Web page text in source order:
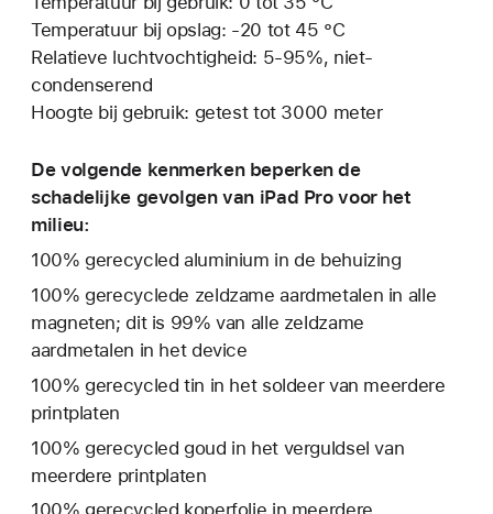
Temperatuur bij opslag: ‑20 tot 45 °C
Relatieve luchtvochtigheid: 5-95%, niet-
condenserend
Hoogte bij gebruik: getest tot 3000 meter
De volgende kenmerken beperken de
schadelijke gevolgen van iPad Pro voor het
milieu:
100% gerecycled aluminium in de behuizing
100% gerecyclede zeldzame aardmetalen in alle
magneten; dit is 99% van alle zeldzame
aardmetalen in het device
100% gerecycled tin in het soldeer van meerdere
print­platen
100% gerecycled goud in het verguldsel van
meerdere printplaten